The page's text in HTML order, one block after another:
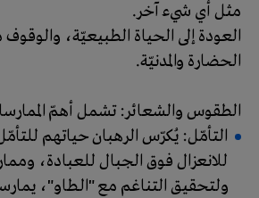
مثل أي شيء آخر.
العودة إلى الحياة الطبيعيّة،
الحضارة والمدنيّة.
الطقوس والشعائر: تشمل أهمّ
التأمّل: يُكرّس الرهبان حياتهم
للانعزال فوق الجبال للعبادة،
ولتحقيق التناغم مع "الـطاو"،